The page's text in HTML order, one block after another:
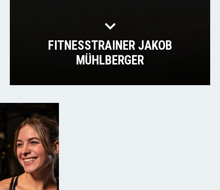
FITNESSTRAINER JAKOB
MÜHLBERGER